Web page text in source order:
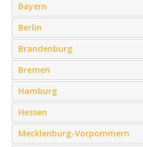
Bayern
Berlin
Brandenburg
Bremen
Hamburg
Hessen
Mecklenburg-Vorpommern